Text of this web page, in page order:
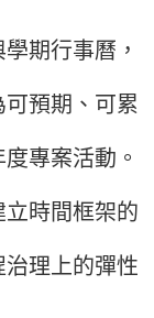
期行事曆，
預期、可累
專案活動。
時間框架的
治理上的彈性